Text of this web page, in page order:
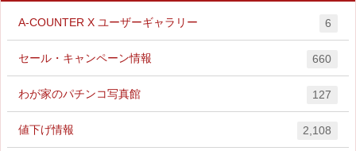
A-COUNTER X ユーザーギャラリー 6
セール・キャンペーン情報 660
わが家のパチンコ写真館 127
値下げ情報 2,108